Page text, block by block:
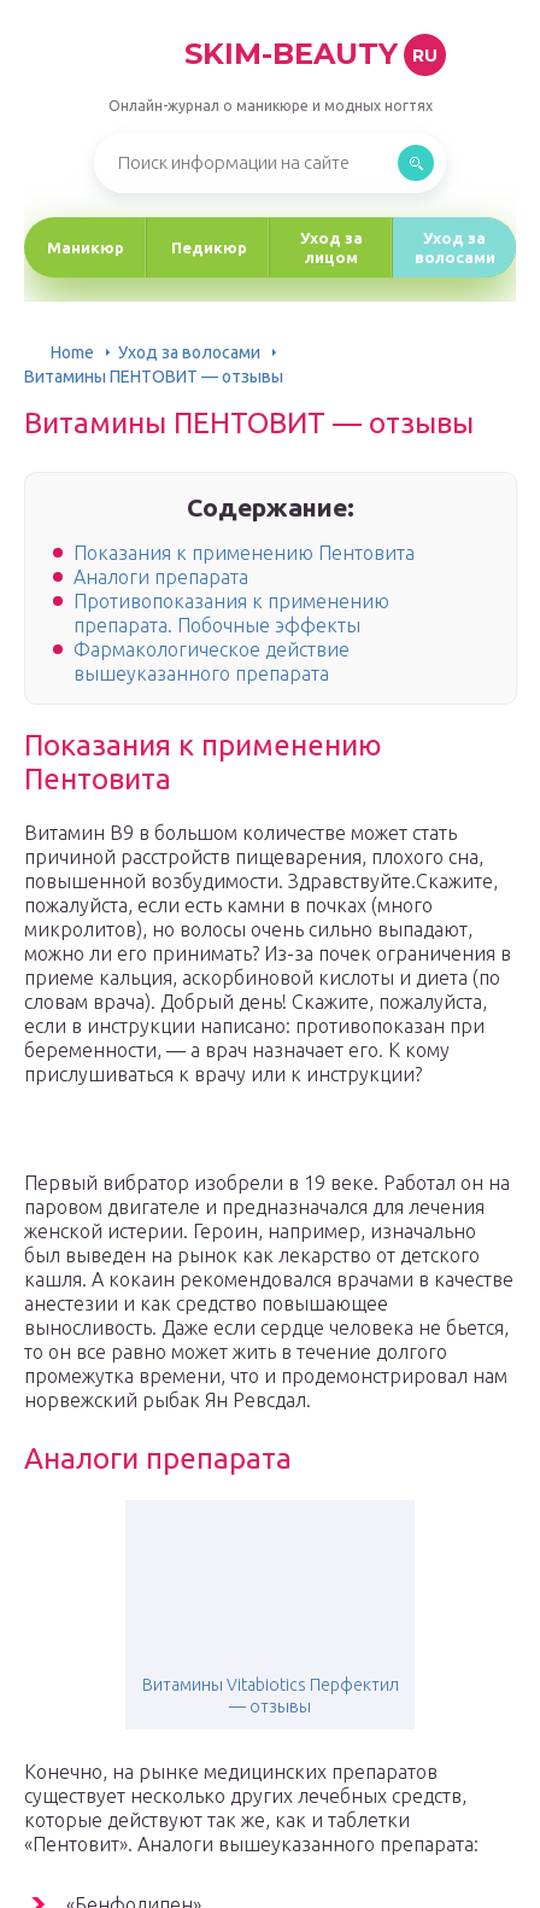
SKIM-BEAUTY RU
Онлайн-журнал о маникюре и модных ногтях
Маникюр Педикюр
Уход за
лицом
Уход за
волосами
Home
Уход за волосами
Витамины ПЕНТОВИТ — отзывы
Витамины ПЕНТОВИТ — отзывы
Содержание:
Показания к применению Пентовита
Аналоги препарата
Противопоказания к применению
препарата. Побочные эффекты
Фармакологическое действие
вышеуказанного препарата
Показания к применению
Пентовита
Витамин В9 в большом количестве может стать
причиной расстройств пищеварения, плохого сна,
повышенной возбудимости. Здравствуйте.Скажите,
пожалуйста, если есть камни в почках (много
микролитов), но волосы очень сильно выпадают,
можно ли его принимать? Из-за почек ограничения в
приеме кальция, аскорбиновой кислоты и диета (по
словам врача). Добрый день! Скажите, пожалуйста,
если в инструкции написано: противопоказан при
беременности, — а врач назначает его. К кому
прислушиваться к врачу или к инструкции?
Первый вибратор изобрели в 19 веке. Работал он на
паровом двигателе и предназначался для лечения
женской истерии. Героин, например, изначально
был выведен на рынок как лекарство от детского
кашля. А кокаин рекомендовался врачами в качестве
анестезии и как средство повышающее
выносливость. Даже если сердце человека не бьется,
то он все равно может жить в течение долгого
промежутка времени, что и продемонстрировал нам
норвежский рыбак Ян Ревсдал.
Аналоги препарата
Витамины Vitabiotics Перфектил
— отзывы
Конечно, на рынке медицинских препаратов
существует несколько других лечебных средств,
которые действуют так же, как и таблетки
«Пентовит». Аналоги вышеуказанного препарата: